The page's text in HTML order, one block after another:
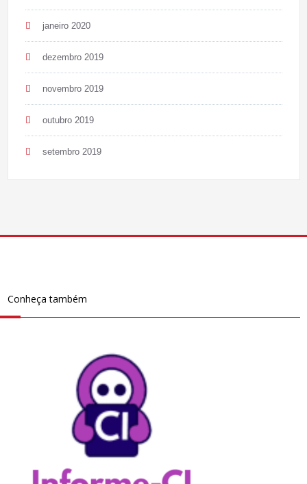
janeiro 2020
dezembro 2019
novembro 2019
outubro 2019
setembro 2019
Conheça também